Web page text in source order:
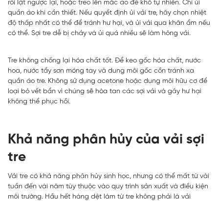
rồi lật ngược lại, hoặc treo lên mắc áo để khô tự nhiên. Chỉ ủi
quần áo khi cần thiết. Nếu quyết định ủi vải tre, hãy chọn nhiệt
độ thấp nhất có thể để tránh hư hại, và ủi vải qua khăn ẩm nếu
có thể. Sợi tre dễ bị chảy và ủi quá nhiều sẽ làm hỏng vải.
Tre không chống lại hóa chất tốt. Để keo gốc hóa chất, nước
hoa, nước tẩy sơn móng tay và dung môi gốc cồn tránh xa
quần áo tre. Không sử dụng acetone hoặc dung môi hữu cơ để
loại bỏ vết bẩn vì chúng sẽ hòa tan các sợi vải và gây hư hại
không thể phục hồi.
Khả năng phân hủy của vải sợi
tre
Vải tre có khả năng phân hủy sinh học, nhưng có thể mất từ vài
tuần đến vài năm tùy thuộc vào quy trình sản xuất và điều kiện
môi trường. Hầu hết hàng dệt làm từ tre không phải là vải